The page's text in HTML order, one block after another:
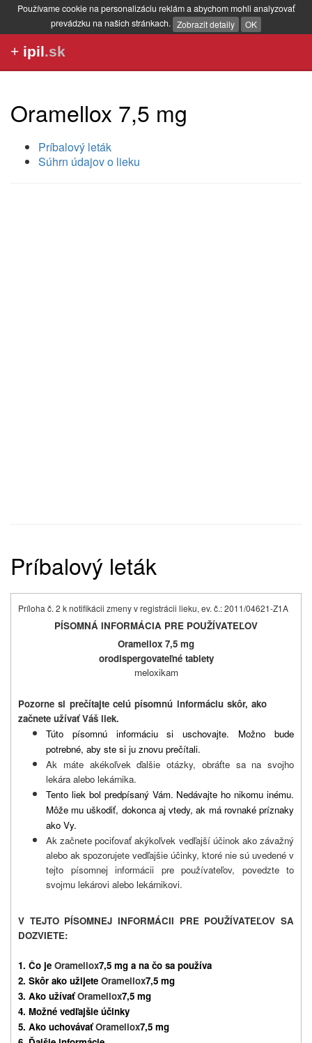
Používame cookie na personalizáciu reklám a abychom mohli analyzovať
prevádzku na našich stránkach. Zobrazit detaily OK
+ ipil.sk
Oramellox 7,5 mg
Príbalový leták
Súhrn údajov o lieku
Príbalový leták
Príloha č. 2 k notifikácii zmeny v registrácii lieku, ev. č.: 2011/04621-Z1A
PÍSOMNÁ INFORMÁCIA PRE POUŽÍVATEĽOV
Oramellox 7,5 mg
orodispergovateľné tablety
meloxikam
Pozorne si prečítajte celú písomnú informáciu skôr, ako
začnete užívať Váš liek.
Túto písomnú informáciu si uschovajte.
Možno bude
potrebné, aby ste si ju znovu prečítali.
Ak máte akékoľvek ďalšie otázky, obráťte sa na svojho
lekára alebo lekárnika.
Tento liek bol predpísaný Vám. Nedávajte ho nikomu inému.
Môže mu uškodiť, dokonca aj vtedy, ak má rovnaké príznaky
ako Vy.
Ak začnete pociťovať akýkoľvek vedľajší účinok ako závažný
alebo ak spozorujete vedľajšie účinky, ktoré nie sú uvedené v
tejto písomnej informácii pre používateľov, povedzte to
svojmu lekárovi alebo lekárnikovi.
V TEJTO PÍSOMNEJ INFORMÁCII PRE POUŽÍVATEĽOV SA
DOZVIETE:
1. Čo je Oramellox7,5 mg a na čo sa používa
2. Skôr ako užijete Oramellox7,5 mg
3. Ako užívať Oramellox7,5 mg
4. Možné vedľajšie účinky
5. Ako uchovávať Oramellox7,5 mg